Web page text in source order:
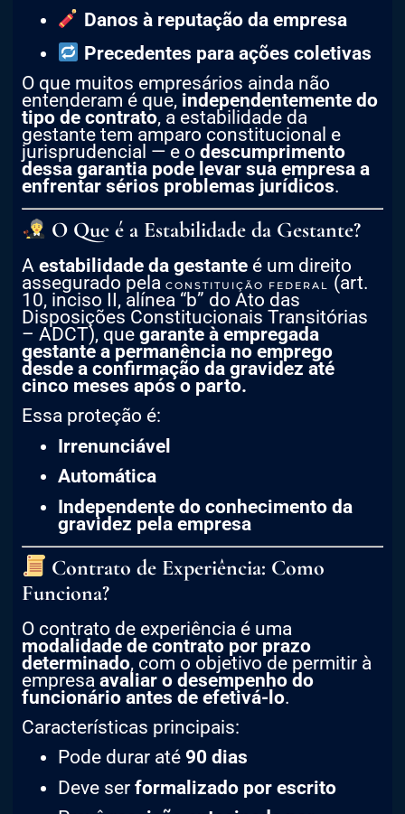
Danos à reputação da empresa
Precedentes para ações coletivas
O que muitos empresários ainda não
entenderam é que, independentemente do
tipo de contrato, a estabilidade da
gestante tem amparo constitucional e
jurisprudencial — e o descumprimento
dessa garantia pode levar sua empresa a
enfrentar sérios problemas jurídicos.
O Que é a Estabilidade da Gestante?
A estabilidade da gestante é um direito
assegurado pela CONSTITUIÇÃO FEDERAL (art.
10, inciso II, alínea “b” do Ato das
Disposições Constitucionais Transitórias
– ADCT), que garante à empregada
gestante a permanência no emprego
desde a confirmação da gravidez até
cinco meses após o parto.
Essa proteção é:
Irrenunciável
Automática
Independente do conhecimento da
gravidez pela empresa
Contrato de Experiência: Como
Funciona?
O contrato de experiência é uma
modalidade de contrato por prazo
determinado, com o objetivo de permitir à
empresa avaliar o desempenho do
funcionário antes de efetivá-lo.
Características principais:
Pode durar até 90 dias
Deve ser formalizado por escrito